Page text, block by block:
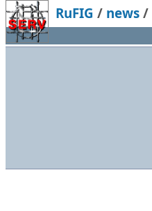
RuFIG / news /